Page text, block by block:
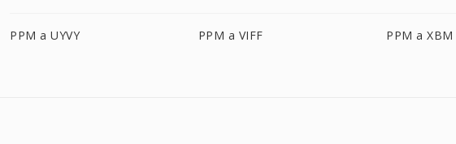
PPM a UYVY PPM a VIFF PPM a XBM